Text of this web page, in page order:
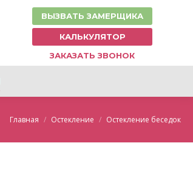
ВЫЗВАТЬ ЗАМЕРЩИКА
КАЛЬКУЛЯТОР
ЗАКАЗАТЬ ЗВОНОК
Вы здесь:
Главная Остекление Остекление беседок